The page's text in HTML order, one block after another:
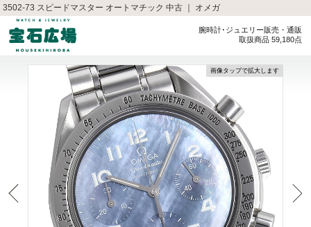
3502-73 スピードマスター オートマチック 中古 ｜ オメガ
腕時計･ジュエリー販売・通販
取扱商品 59,180点
画像タップで拡大します